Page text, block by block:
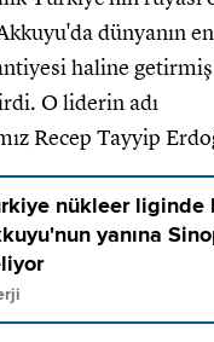
dünyanın
haline
O liderin adı
Recep Tayyip
nükleer liginde
yanına